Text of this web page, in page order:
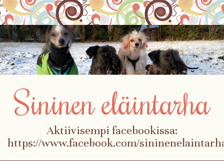
Sininen eläintarha
Aktiivisempi facebookissa:
https://www.facebook.com/